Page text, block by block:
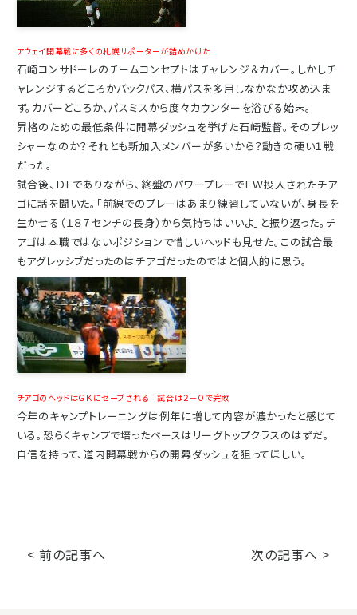
アウェイ開幕戦に多くの札幌サポーターが詰めかけた
石崎コンサドーレのチームコンセプトはチャレンジ＆カバー。しかしチ
ャレンジするどころかバックパス、横パスを多用しなかなか攻め込ま
ず。カバーどころか、パスミスから度々カウンターを浴びる始末。
昇格のための最低条件に開幕ダッシュを挙げた石崎監督。そのプレッ
シャーなのか？それとも新加入メンバーが多いから？動きの硬い１戦
だった。
試合後、ＤＦでありながら、終盤のパワープレーでＦＷ投入されたチア
ゴに話を聞いた。「前線でのプレーはあまり練習していないが、身長を
生かせる（１８７センチの長身）から気持ちはいいよ」と振り返った。チ
アゴは本職ではないポジションで惜しいヘッドも見せた。この試合最
もアグレッシブだったのはチアゴだったのではと個人的に思う。
チアゴのヘッドはＧＫにセーブされる 試合は２－０で完敗
今年のキャンプトレーニングは例年に増して内容が濃かったと感じて
いる。恐らくキャンプで培ったベースはリーグトップクラスのはずだ。
自信を持って、道内開幕戦からの開幕ダッシュを狙ってほしい。
< 前の記事へ 次の記事へ >